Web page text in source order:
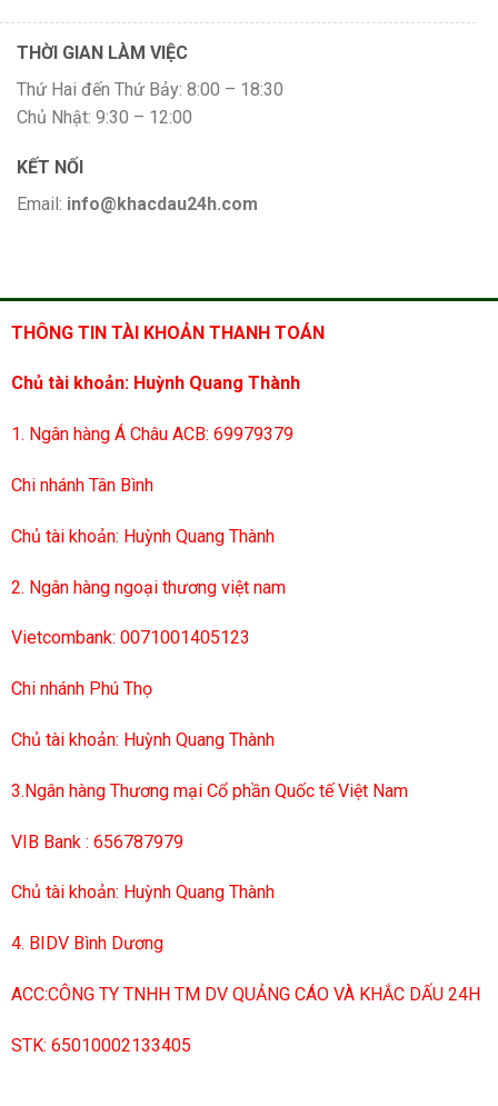
THỜI GIAN LÀM VIỆC
Thứ Hai đến Thứ Bảy: 8:00 – 18:30
Chủ Nhật: 9:30 – 12:00
KẾT NỐI
Email: info@khacdau24h.com
THÔNG TIN TÀI KHOẢN THANH TOÁN
Chủ tài khoản: Huỳnh Quang Thành
1. Ngân hàng Á Châu ACB: 69979379
Chi nhánh Tân Bình
Chủ tài khoản: Huỳnh Quang Thành
2. Ngân hàng ngoại thương việt nam
Vietcombank: 0071001405123
Chi nhánh Phú Thọ
Chủ tài khoản: Huỳnh Quang Thành
3.Ngân hàng Thương mại Cổ phần Quốc tế Việt Nam
VIB Bank : 656787979
Chủ tài khoản: Huỳnh Quang Thành
4. BIDV Bình Dương
ACC:CÔNG TY TNHH TM DV QUẢNG CÁO VÀ KHẮC DẤU 24H
STK: 65010002133405